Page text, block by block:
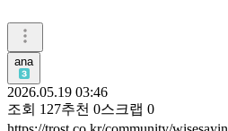
ana
2026.05.19 03:46
조회 127추천 0스크랩 0